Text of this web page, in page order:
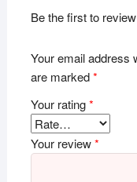
Be the first to review
Your email address
are marked*
Your rating*
Your review*